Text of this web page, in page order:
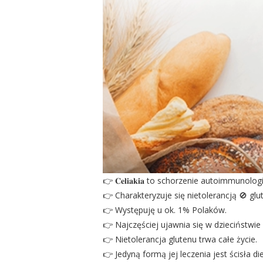
👉 𝐂𝐞𝐥𝐢𝐚𝐤𝐢𝐚 to schorzenie
👉 Charakteryzuje się nietolerancją 🚫
👉 Występuję u ok. 1% Polaków.
👉 Najczęściej ujawnia się w
👉 Nietolerancja glutenu trwa całe życie.
👉 Jedyną formą jej leczenia jest ścisła